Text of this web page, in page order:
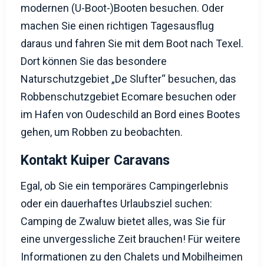
modernen (U-Boot-)Booten besuchen. Oder
machen Sie einen richtigen Tagesausflug
daraus und fahren Sie mit dem Boot nach Texel.
Dort können Sie das besondere
Naturschutzgebiet „De Slufter“ besuchen, das
Robbenschutzgebiet Ecomare besuchen oder
im Hafen von Oudeschild an Bord eines Bootes
gehen, um Robben zu beobachten.
Kontakt Kuiper Caravans
Egal, ob Sie ein temporäres Campingerlebnis
oder ein dauerhaftes Urlaubsziel suchen:
Camping de Zwaluw bietet alles, was Sie für
eine unvergessliche Zeit brauchen! Für weitere
Informationen zu den Chalets und Mobilheimen